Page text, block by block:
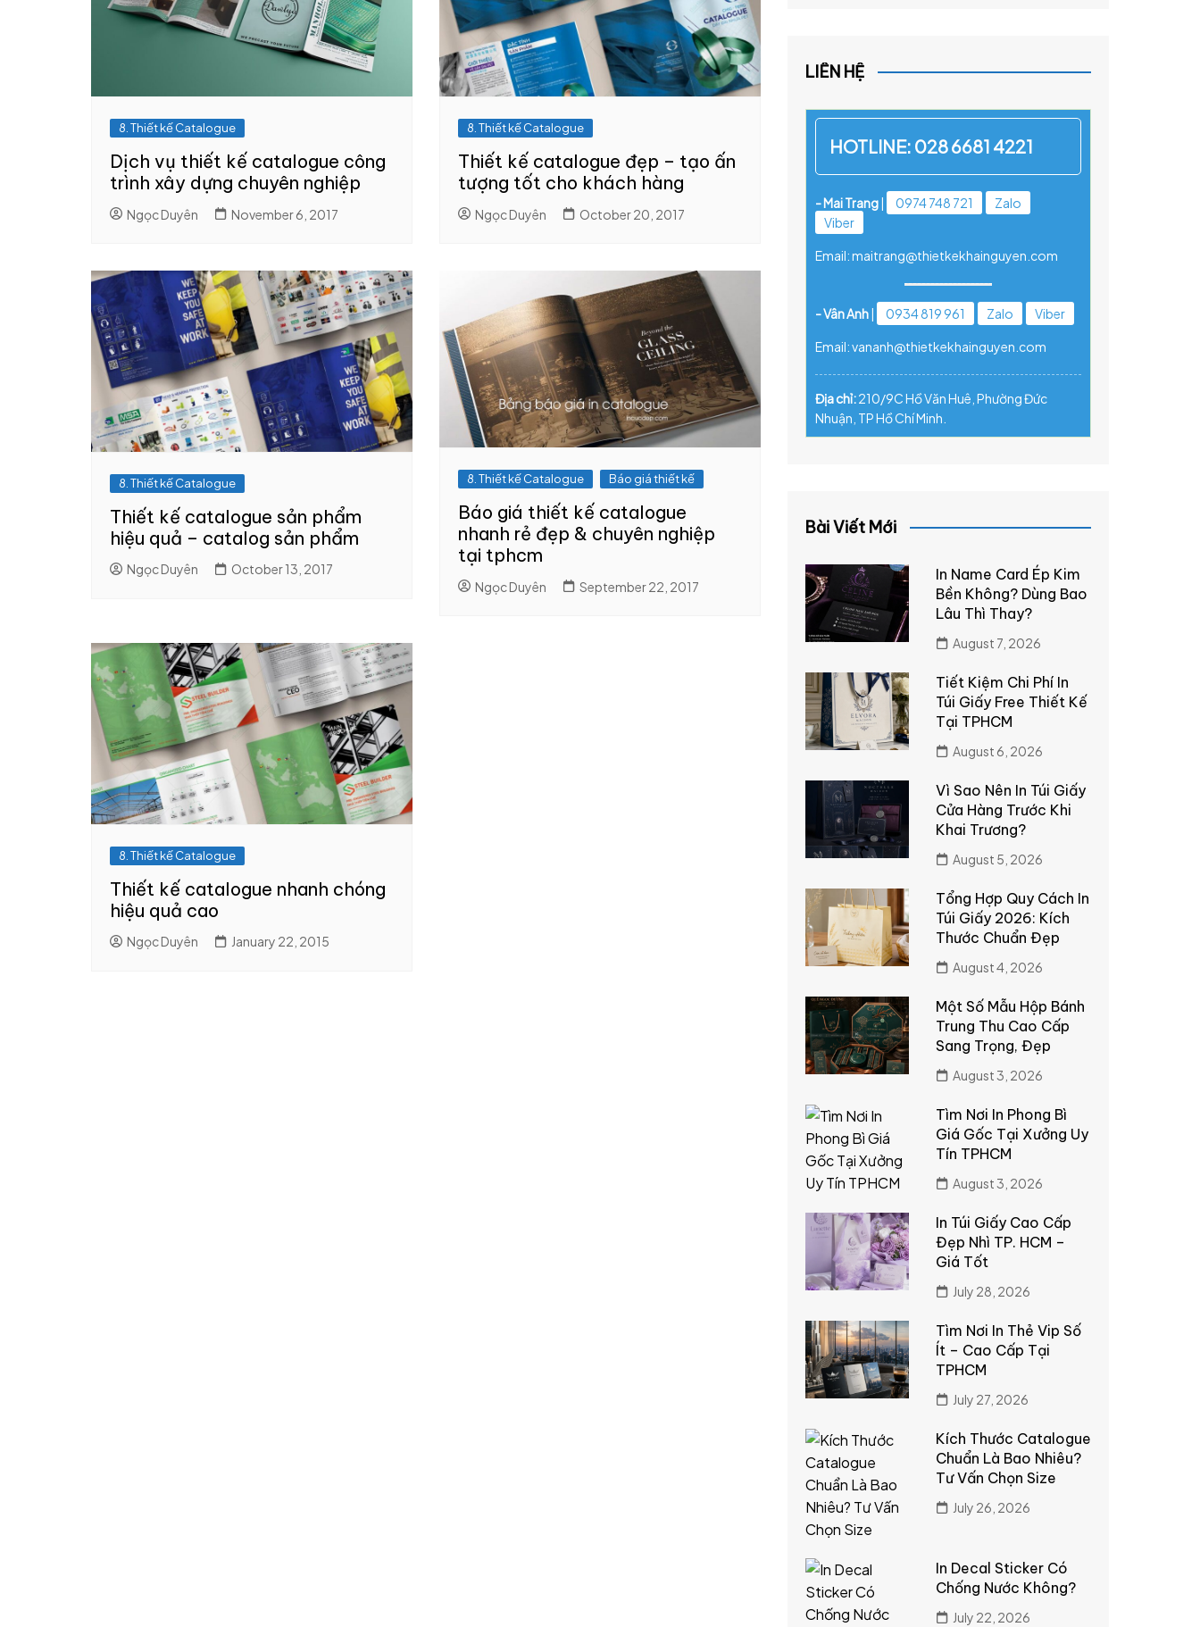
8. In brochure
9. In profile
10. In nhanh catalogue
8. Thiết kế Catalogue
9. Thiết kế profile – hồ sơ
năng lực
Chính sách đổi trả / in lại /
hoàn tiền
Chính sách giao hàng
Chính sách mua hàng/
8. Thiết kế Catalogue
Dịch vụ thiết kế catalogue công
trình xây dựng chuyên nghiệp
Ngọc Duyên November 6, 2017
8. Thiết kế Catalogue
Thiết kế catalogue đẹp – tạo ấn
tượng tốt cho khách hàng
Ngọc Duyên October 20, 2017
8. Thiết kế Catalogue
Thiết kế catalogue sản phẩm
hiệu quả – catalog sản phẩm
Ngọc Duyên October 13, 2017
8. Thiết kế Catalogue Báo giá thiết kế
Báo giá thiết kế catalogue
nhanh rẻ đẹp & chuyên nghiệp
tại tphcm
Ngọc Duyên September 22, 2017
8. Thiết kế Catalogue
Thiết kế catalogue nhanh chóng
hiệu quả cao
Ngọc Duyên January 22, 2015
LIÊN HỆ
HOTLINE: 028 6681 4221
- Mai Trang| 0974 748 721
Zalo
Viber
Email: maitrang@thietkekhainguyen.com
- Vân Anh| 0934 819 961 Zalo Viber
Email: vananh@thietkekhainguyen.com
Địa chỉ:210/9C Hồ Văn Huê, Phường Đức
Nhuận, TP Hồ Chí Minh.
Bài Viết Mới
In Name Card Ép Kim
Bền Không? Dùng Bao
Lâu Thì Thay?
August 7, 2026
Tiết Kiệm Chi Phí In
Túi Giấy Free Thiết Kế
Tại TPHCM
August 6, 2026
Vì Sao Nên In Túi Giấy
Cửa Hàng Trước Khi
Khai Trương?
August 5, 2026
Tổng Hợp Quy Cách In
Túi Giấy 2026: Kích
Thước Chuẩn Đẹp
August 4, 2026
Một Số Mẫu Hộp Bánh
Trung Thu Cao Cấp
Sang Trọng, Đẹp
August 3, 2026
Tìm Nơi In Phong Bì
Giá Gốc Tại Xưởng Uy
Tín TPHCM
August 3, 2026
In Túi Giấy Cao Cấp
Đẹp Nhì TP. HCM –
Giá Tốt
July 28, 2026
Tìm Nơi In Thẻ Vip Số
Ít – Cao Cấp Tại
TPHCM
July 27, 2026
Kích Thước Catalogue
Chuẩn Là Bao Nhiêu?
Tư Vấn Chọn Size
July 26, 2026
In Decal Sticker Có
Chống Nước Không?
July 22, 2026